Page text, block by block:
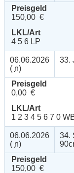
Preisgeld
150,00 €
LKL/Art
4 5 6 LP
06.06.2026
( n)
33.
Preisgeld
0,00 €
LKL/Art
1 2 3 4 5 6 7 0
06.06.2026
( n)
34.
Preisgeld
150,00 €